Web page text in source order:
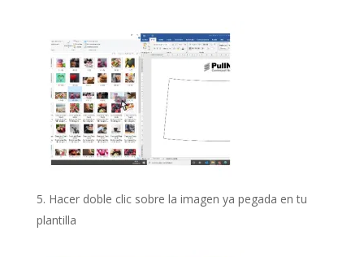
Hacer doble clic sobre la imagen ya pegada en tu
plantilla